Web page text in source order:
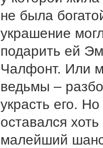
не была
украшение
подарить ей
Чалфонт. Или
ведьмы –
украсть его.
оставался хоть
малейший